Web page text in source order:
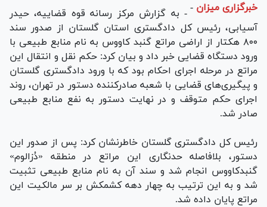
خبرگزاری میزان - - به گزارش مرکز رسانه قوه قضاییه، حیدر
آسیابی، رئیس کل دادگستری استان گلستان از صدور سند
۸۰۰ هکتار از اراضی مراتع گنبد کاووس به نام منابع طبیعی با
ورود دستگاه قضایی خبر داد و بیان کرد: حکم نقل و انتقال این
مراتع در مرحله اجرای احکام بود که با ورود دادگستری گلستان
و پیگیری‌های قضایی با شعبه صادرکننده دستور در تهران، روند
اجرای حکم متوقف و در نهایت دستور به نفع منابع طبیعی
صادر شد.
رئیس کل دادگستری گلستان خاطرنشان کرد: پس از صدور این
دستور، بلافاصله حدنگاری این مراتع در منطقه «دُزالوم»
گنبدکاووس انجام شد و سند آن به نام منابع طبیعی تثبیت
شد و به این ترتیب به چهار دهه کشمکش بر سر مالکیت این
مراتع پایان داده شد.